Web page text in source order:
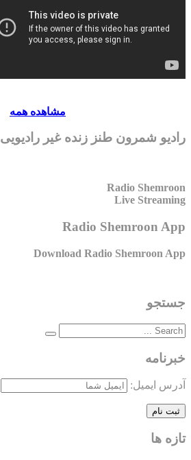
مشاهده همه
رادیو شمرون طنز زنده غیر رادیویی
Radio Shemroon
Live Streaming
Radio Shemroon App
Download Radio Shemroon App
جستجو
خبرنامه
آدرس ایمیل:
تازه ها